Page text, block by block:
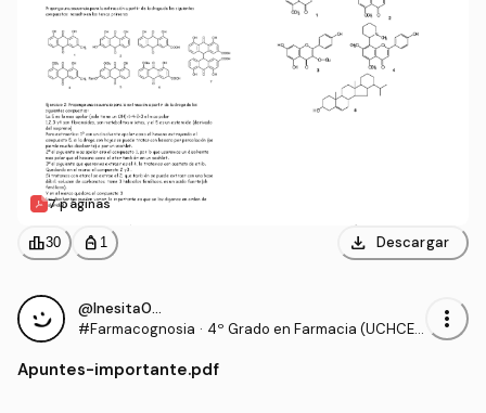
7 páginas
leaderboard30 personal_bag 1 download Descargar
@Inesita010
#Farmacognosia · 4º Grado en Farmacia (UCHCE
more_vert
Apuntes-importante.pdf